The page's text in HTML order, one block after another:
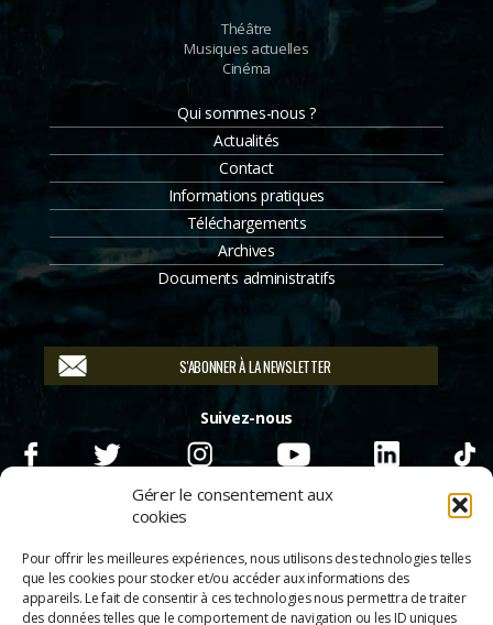
Gérer le consentement aux
cookies
Pour offrir les meilleures expériences, nous utilisons des technologies telles
que les cookies pour stocker et/ou accéder aux informations des
appareils. Le fait de consentir à ces technologies nous permettra de traiter
des données telles que le comportement de navigation ou les ID uniques
Théâtre
Musiques actuelles
Cinéma
Qui sommes-nous ?
Actualités
Contact
Informations pratiques
Téléchargements
Archives
Documents administratifs
S'ABONNER À LA NEWSLETTER
Suivez-nous